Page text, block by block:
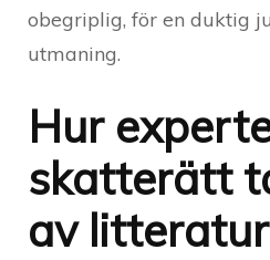
obegriplig, för en duktig
utmaning.
Hur
skatterätt
av litteratur